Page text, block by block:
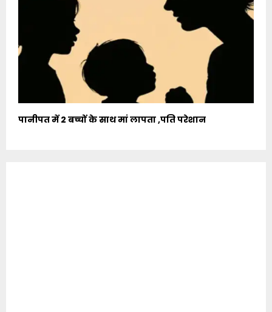
पानीपत में 2 बच्चों के साथ मां लापता ,पति परेशान